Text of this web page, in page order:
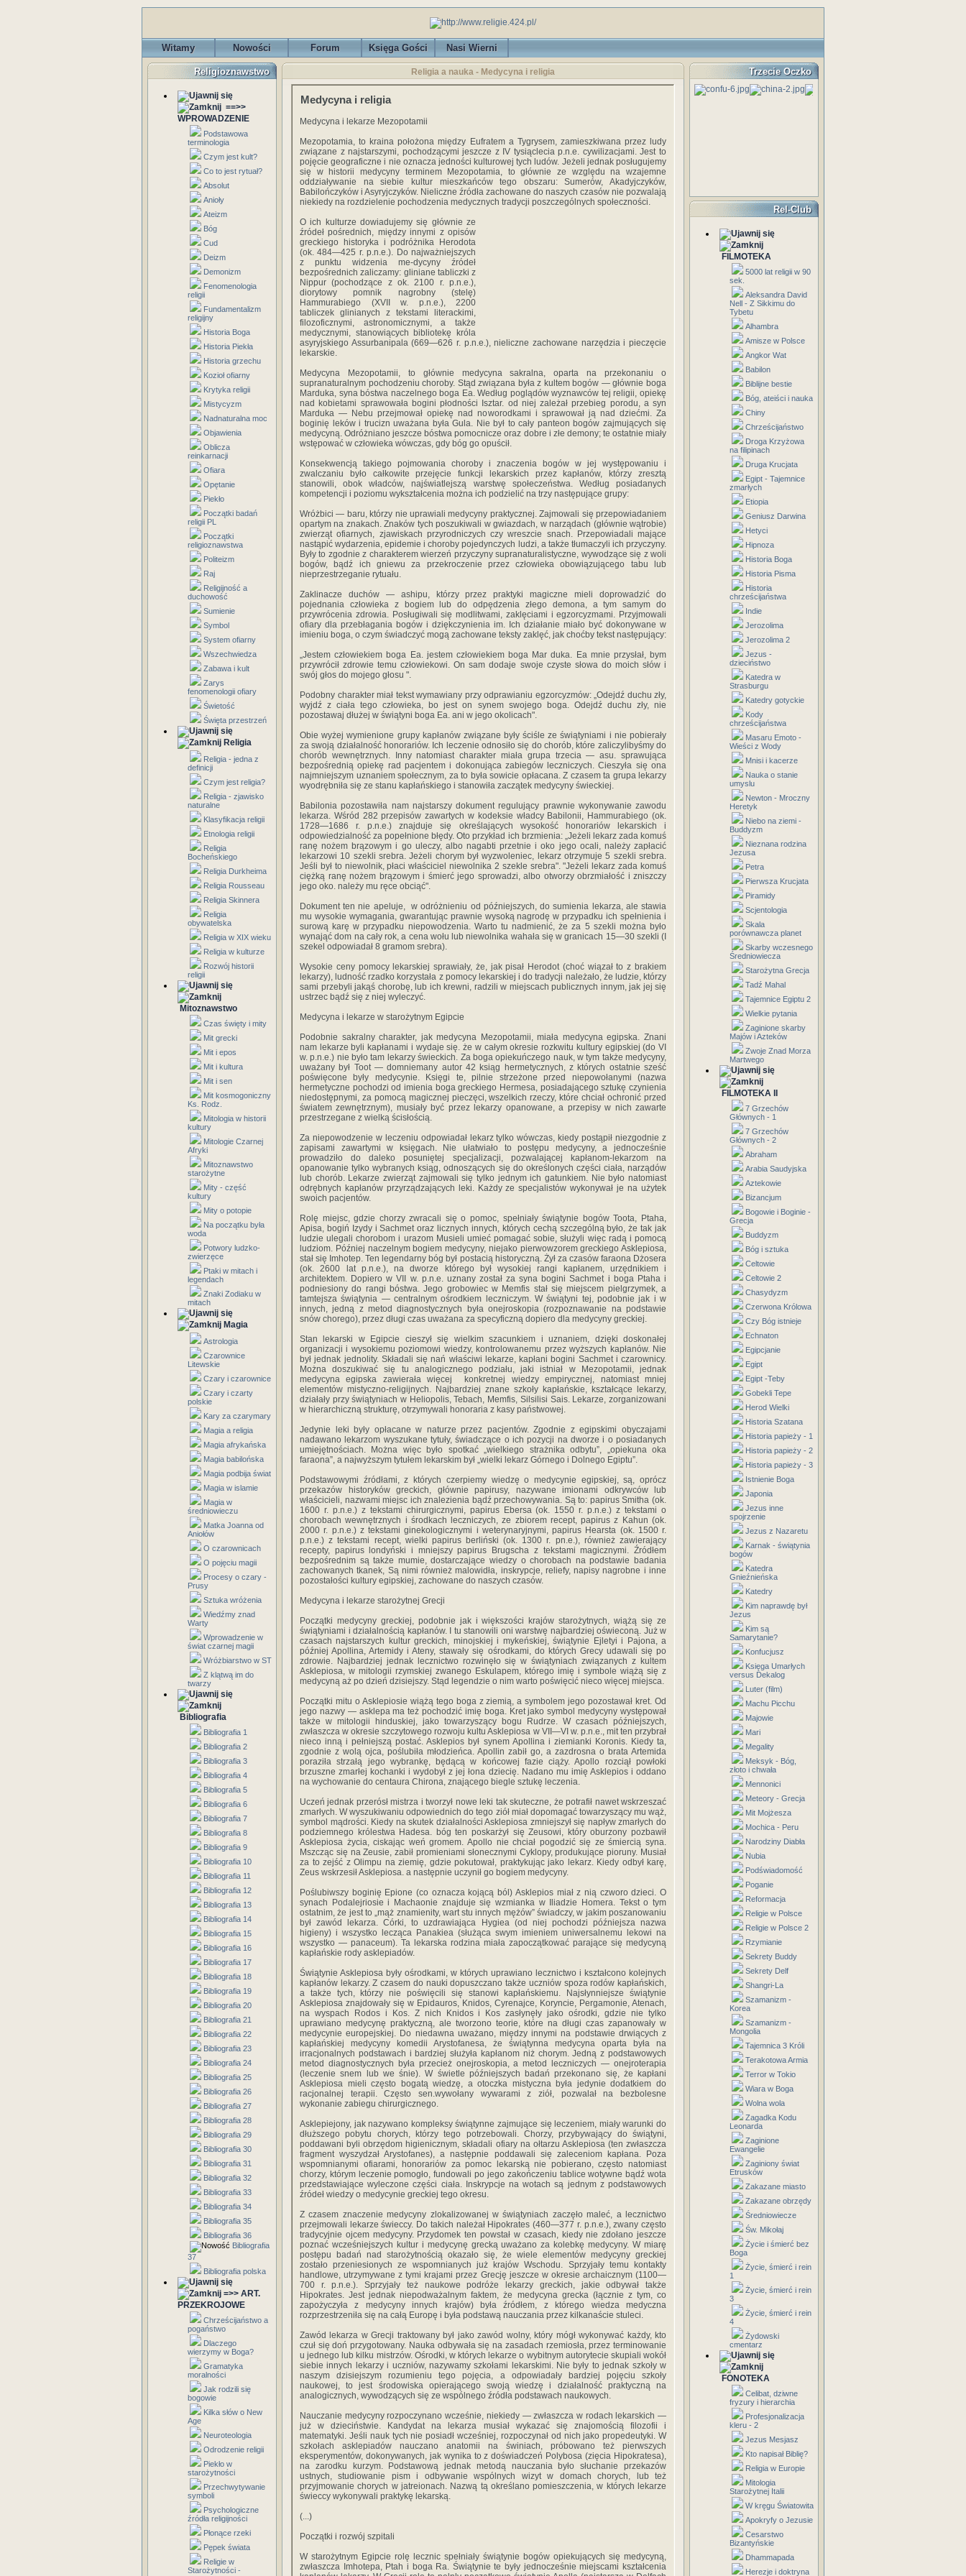
Witamy Nowości Forum Księga Gości Nasi Wierni
Religioznawstwo
==>>
WPROWADZENIE
Podstawowa
terminologia
Czym jest kult?
Co to jest rytuał?
Absolut
Anioły
Ateizm
Bóg
Cud
Deizm
Demonizm
Fenomenologia
religii
Fundamentalizm
religijny
Historia Boga
Historia Piekła
Historia grzechu
Kozioł ofiarny
Krytyka religii
Mistycyzm
Nadnaturalna moc
Objawienia
Oblicza
reinkarnacji
Ofiara
Opętanie
Piekło
Początki badań
religii PL
Początki
religioznawstwa
Politeizm
Raj
Religijność a
duchowość
Sumienie
Symbol
System ofiarny
Wszechwiedza
Zabawa i kult
Zarys
fenomenologii ofiary
Świetość
Święta przestrzeń
Religia
Religia - jedna z
definicji
Czym jest religia?
Religia - zjawisko
naturalne
Klasyfikacja religii
Etnologia religii
Religia
Bocheńskiego
Religia Durkheima
Religia Rousseau
Religia Skinnera
Religia
obywatelska
Religia w XIX wieku
Religia w kulturze
Rozwój historii
religii
Mitoznawstwo
Czas święty i mity
Mit grecki
Mit i epos
Mit i kultura
Mit i sen
Mit kosmogoniczny
Ks. Rodz.
Mitologia w historii
kultury
Mitologie Czarnej
Afryki
Mitoznawstwo
starożytne
Mity - część
kultury
Mity o potopie
Na początku była
woda
Potwory ludzko-
zwierzęce
Ptaki w mitach i
legendach
Znaki Zodiaku w
mitach
Magia
Astrologia
Czarownice
Litewskie
Czary i czarownice
Czary i czarty
polskie
Kary za czarymary
Magia a religia
Magia afrykańska
Magia babilońska
Magia podbija świat
Magia w islamie
Magia w
średniowieczu
Matka Joanna od
Aniołów
O czarownicach
O pojęciu magii
Procesy o czary -
Prusy
Sztuka wróżenia
Wiedźmy znad
Warty
Wprowadzenie w
świat czarnej magii
Wróżbiarstwo w ST
Z klątwą im do
twarzy
Bibliografia
Bibliografia 1
Bibliografia 2
Bibliografia 3
Bibliografia 4
Bibliografia 5
Bibliografia 6
Bibliografia 7
Bibliografia 8
Bibliografia 9
Bibliografia 10
Bibliografia 11
Bibliografia 12
Bibliografia 13
Bibliografia 14
Bibliografia 15
Bibliografia 16
Bibliografia 17
Bibliografia 18
Bibliografia 19
Bibliografia 20
Bibliografia 21
Bibliografia 22
Bibliografia 23
Bibliografia 24
Bibliografia 25
Bibliografia 26
Bibliografia 27
Bibliografia 28
Bibliografia 29
Bibliografia 30
Bibliografia 31
Bibliografia 32
Bibliografia 33
Bibliografia 34
Bibliografia 35
Bibliografia 36
Bibliografia
37
Bibliografia polska
=>> ART.
PRZEKROJOWE
Chrześcijaństwo a
pogaństwo
Dlaczego
wierzymy w Boga?
Gramatyka
moralności
Jak rodzili się
bogowie
Kilka słów o New
Age
Neuroteologia
Odrodzenie religii
Piekło w
starożytności
Przechwytywanie
symboli
Psychologiczne
źródła religijności
Płonące rzeki
Pępek świata
Religie w
Starożytności -
Religia a nauka - Medycyna i religia
Medycyna i religia
Medycyna i lekarze Mezopotamii
Mezopotamia, to kraina położona między Eufratem a Tygrysem, zamieszkiwana przez ludy
związane z najstarszymi, pochodzącymi jeszcze z IV tysiąclecia p.n.e. cywilizacjami. Jest to
pojęcie geograficzne i nie oznacza jedności kulturowej tych ludów. Jeżeli jednak posługujemy
się w historii medycyny terminem Mezopotamia, to głównie ze względu na wzajemne
oddziaływanie na siebie kultur mieszkańców tego obszaru: Sumerów, Akadyjczyków,
Babilończyków i Asyryjczyków. Nieliczne źródła zachowane do naszych czasów nie pozwalają
niekiedy na rozdzielenie pochodzenia medycznych tradycji poszczególnych społeczności.
O ich kulturze dowiadujemy się głównie ze
źródeł pośrednich, między innymi z opisów
greckiego historyka i podróżnika Herodota
(ok. 484—425 r. p.n.e.). Do najważniejszych
z punktu widzenia me-dycyny źródeł
bezpośrednich zaliczamy: gliniane tabliczki z
Nippur (pochodzące z ok. 2100 r. p.n.e.),
diorytowy pomnik nagrobny (stelę)
Hammurabiego (XVII w. p.n.e.), 2200
tabliczek glinianych z tekstami literackimi,
filozoficznymi, astronomicznymi, a także
medycznymi, stanowiących bibliotekę króla
asyryjskiego Assurbanipala (669—626 r. p.n.e.), nieliczne zachowane narzędzia i pieczęcie
lekarskie.
Medycyna Mezopotamii, to głównie medycyna sakralna, oparta na przekonaniu o
supranaturalnym pochodzeniu choroby. Stąd związana była z kultem bogów — głównie boga
Marduka, syna bóstwa naczelnego boga Ea. Według poglądów wyznawców tej religii, opiekę
nad kobietami sprawowała bogini płodności Isztar. od niej zależał przebieg porodu, a syn
Marduka — Nebu przejmował opiekę nad noworodkami i sprawował ją nad dziećmi. Za
boginię leków i trucizn uważana była Gula. Nie był to cały panteon bogów zajmujących się
medycyną. Odróżniano jeszcze bóstwa pomocnicze oraz dobre i złe demony; te ostatnie miały
wstępować w człowieka wówczas, gdy bóg go opuścił.
Konsekwencją takiego pojmowania choroby i znaczenia bogów w jej występowaniu i
zwalczaniu było całkowite przejęcie funkcji lekarskich przez kapłanów, którzy zresztą
stanowili, obok władców, najświatlejszą warstwę społeczeństwa. Według posiadanych
kompetencji i poziomu wykształcenia można ich podzielić na trzy następujące grupy:
Wróżbici — baru, którzy nie uprawiali medycyny praktycznej. Zajmowali się przepowiadaniem
opartym na znakach. Znaków tych poszukiwali w gwiazdach, w narządach (głównie wątrobie)
zwierząt ofiarnych, zjawiskach przyrodniczych czy wreszcie snach. Przepowiadali mające
nastąpić wydarzenia, epidemie i choroby pojedynczych ludzi, a także tłumaczyli ich przyczyny.
Były to zgodnie z charakterem wierzeń przyczyny supranaturalistyczne, wywodzące się z woli
bogów, bądź ich gniewu za przekroczenie przez człowieka obowiązującego tabu lub
nieprzestrzeganie rytuału.
Zaklinacze duchów — ashipu, którzy przez praktyki magiczne mieli doprowadzić do
pojednania człowieka z bogiem lub do odpędzenia złego demona, a tym samym do
przywrócenia zdrowia. Posługiwali się modlitwami, zaklęciami i egzorcyzmami. Przyjmowali
ofiary dla przebłagania bogów i dziękczynienia im. Ich działanie miało być dokonywane w
imieniu boga, o czym świadczyć mogą zachowane teksty zaklęć, jak choćby tekst następujący:
„Jestem człowiekiem boga Ea. jestem człowiekiem boga Mar duka. Ea mnie przysłał, bym
przywrócił zdrowie temu człowiekowi. On sam dodaje swoje czyste słowa do moich słów i
swój głos do mojego głosu ".
Podobny charakter miał tekst wymawiany przy odprawianiu egzorcyzmów: „Odejdź duchu zły,
wyjdź z ciała tego człowieka, bo jest on synem swojego boga. Odejdź duchu zły, nie
pozostawaj dłużej w świątyni boga Ea. ani w jego okolicach".
Obie wyżej wymienione grupy kapłanów związane były ściśle ze świątyniami i nie pobierały
za swoją działalność honorariów. Ich leczenie odnosiło się do chorób, które zaliczylibyśmy do
chorób wewnętrznych. Inny natomiast charakter miała grupa trzecia — asu. sprawująca
bezpośrednią opiekę rad pacjentem i dokonująca zabiegów leczniczych. Cieszyła się ona
najmniejszym uznaniem społecznym, za to była sowicie opłacana. Z czasem ta grupa lekarzy
wyodrębniła się ze stanu kapłańskiego i stanowiła zaczątek medycyny świeckiej.
Babilonia pozostawiła nam najstarszy dokument regulujący prawnie wykonywanie zawodu
lekarza. Wśród 282 przepisów zawartych w kodeksie władcy Babilonii, Hammurabiego (ok.
1728—1686 r. p.n.e.) znajduje się określających wysokość honorariów lekarskich i
odpowiedzialność za popełnione błędy. Oto przykład ich brzmienia: „Jeżeli lekarz zada komuś
ranę nożem brązowym i go uleczy, albo nagabti przetnie i oko jego ocali, należy zapłacić
lekarzowi 10 szekli srebra. Jeżeli chorym był wyzwoleniec, lekarz otrzymuje 5 szekli srebra.
Jeśli był to niewolnik, płaci właściciel niewolnika 2 szekle srebra". "Jeżeli lekarz zada komuś
ciężką ranę nożem brązowym i śmierć jego sprowadzi, albo otworzy obrzmiałość i zniszczy
jego oko. należy mu ręce obciąć".
Dokument ten nie apeluje, w odróżnieniu od późniejszych, do sumienia lekarza, ale stawia
mu wysokie wymagania, gwarantując prawnie wysoką nagrodę w przypadku ich spełnienia i
surową karę w przypadku niepowodzenia. Warto tu nadmienić, że za 5 szekli można było
wynająć dom na cały rok, a cena wołu lub niewolnika wahała się w granicach 15—30 szekli (I
szekel odpowiadał 8 gramom srebra).
Wysokie ceny pomocy lekarskiej sprawiały, że, jak pisał Herodot (choć wiązał to z brakiem
lekarzy), ludność rzadko korzystała z pomocy lekarskiej i do tradycji należało, że ludzie, którzy
sami przebyli jakąś chorobę, lub ich krewni, radzili w miejscach publicznych innym, jak jej się
ustrzec bądź się z niej wyleczyć.
Medycyna i lekarze w starożytnym Egipcie
Podobnie sakralny charakter, jak medycyna Mezopotamii, miała medycyna egipska. Znani
nam lekarze byli kapłanami i wydaje się. że w całym okresie rozkwitu kultury egipskiej (do VI
w. p.n.e.) nie było tam lekarzy świeckich. Za boga opiekuńczego nauk, w tym także medycyny,
uważany był Toot — domniemany autor 42 ksiąg hermetycznych, z których ostatnie sześć
poświęcone były medycynie. Księgi te, pilnie strzeżone przed niepowołanymi (nazwa
hermetyczne pochodzi od imienia boga greckiego Hermesa, posiadającego sztukę czynienia
niedostępnymi, za pomocą magicznej pieczęci, wszelkich rzeczy, które chciał ochronić przed
światem zewnętrznym), musiały być przez lekarzy opanowane, a przepisy w nich zawarte
przestrzegane z wielką ścisłością.
Za niepowodzenie w leczeniu odpowiadał lekarz tylko wówczas, kiedy postąpił niezgodnie z
zapisami zawartymi w księgach. Nie ułatwiało to postępu medycyny, a jednocześnie
prowadziło do daleko posuniętej specjalizacji, pozwalającej kapłanom-lekarzom na
opanowanie tylko wybranych ksiąg, odnoszących się do określonych części ciała, narządów
lub chorób. Lekarze zwierząt zajmowali się tylko jednym ich gatunkiem. Nie było natomiast
odrębnych kapłanów przyrządzających leki. Każdy ze specjalistów wykonywał je na użytek
swoich pacjentów.
Rolę miejsc, gdzie chorzy zwracali się o pomoc, spełniały świątynie bogów Toota, Ptaha,
Apisa, bogiń Izydy i Sachmet oraz licznych innych, których cechą szczególną było, że tak jak
ludzie ulegali chorobom i urazom Musieli umieć pomagać sobie, służyli więc radą i pomocą
ludziom. Później naczelnym bogiem medycyny, niejako pierwowzorem greckiego Asklepiosa,
stał się Imhotep. Ten legendarny bóg był postacią historyczną. Żył za czasów faraona Dżosera
(ok. 2600 lat p.n.e.), na dworze którego był wysokiej rangi kapłanem, urzędnikiem i
architektem. Dopiero w VII w. p.n.e. uznany został za syna bogini Sachmet i boga Ptaha i
podniesiony do rangi bóstwa. Jego grobowiec w Memfis stał się miejscem pielgrzymek, a
tamtejsza świątynia — centralnym ośrodkiem leczniczym. W świątyni tej, podobnie jak i w
innych, jedną z metod diagnostycznych była onejroskopia (rozpoznawanie na podstawie
snów chorego), przez długi czas uważana za specyficzną dopiero dla medycyny greckiej.
Stan lekarski w Egipcie cieszył się wielkim szacunkiem i uznaniem, dzięki doskonałej
organizacji i wysokiemu poziomowi wiedzy, kontrolowanemu przez wyższych kapłanów. Nie
był jednak jednolity. Składali się nań właściwi lekarze, kapłani bogini Sachmet i czarownicy.
Można doszukiwać się tu analogicznego podziału, jaki istniał w Mezopotamii, jednak
medycyna egipska zawierała więcej konkretnej wiedzy empirycznej, natomiast mniej
elementów mistyczno-religijnych. Najbardziej znane szkoły kapłańskie, kształcące lekarzy,
działały przy świątyniach w Heliopolis, Tebach, Memfis, Silsilisi Sais. Lekarze, zorganizowani
w hierarchiczną strukturę, otrzymywali honoraria z kasy państwowej.
Jedynie leki były opłacane w naturze przez pacjentów. Zgodnie z egipskimi obyczajami
nadawano lekarzom wyszukane tytuły, świadczące o ich pozycji na dworze i o posiadanych
umiejętnościach. Można więc było spotkać „wielkiego strażnika odbytu”, „opiekuna oka
faraona”, a najwyższym tytułem lekarskim był „wielki lekarz Górnego i Dolnego Egiptu”.
Podstawowymi źródłami, z których czerpiemy wiedzę o medycynie egipskiej, są, oprócz
przekazów historyków greckich, głównie papirusy, nazywane imionami odkrywców lub
właścicieli, nazwami miejsc ich znalezienia bądź przechowywania. Są to: papirus Smitha (ok.
1600 r. p.n.e.) z tekstami chirurgicznymi, papirus Ebersa (ok. 1550 r. p.n.e.) z tekstami o
chorobach wewnętrznych i środkach leczniczych, ze zbiorem recept, papirus z Kahun (ok.
2000 r. p.n.e.) z tekstami ginekologicznymi i weterynaryjnymi, papirus Hearsta (ok. 1500 r.
p.n.e.) z tekstami recept, wielki papirus berliński (ok. 1300 r. pn.e.), również zawierający
recepty, papirus londyński i mniejszy papirus Brugscha z tekstami magicznymi. Źródłem
bezpośrednim są także mumie, dostarczające wiedzy o chorobach na podstawie badania
zachowanych tkanek, Są nimi również malowidła, inskrypcje, reliefy, napisy nagrobne i inne
pozostałości kultury egipskiej, zachowane do naszych czasów.
Medycyna i lekarze starożytnej Grecji
Początki medycyny greckiej, podobnie jak i większości krajów starożytnych, wiążą się ze
świątyniami i działalnością kapłanów. I tu stanowili oni warstwę najbardziej oświeconą. Już w
czasach najstarszych kultur greckich, minojskiej i mykeńskiej, świątynie Ejletyi i Pajona, a
później Apollina, Artemidy i Ateny, stawały się ośrodkami, do których Grecy udawali się po
zdrowie. Najbardziej jednak lecznictwo rozwinęło się w świątyniach związanych z kultem
Asklepiosa, w mitologii rzymskiej zwanego Eskulapem, którego imię i symbole wiążą się z
medycyną aż po dzień dzisiejszy. Stąd legendzie o nim warto poświęcić nieco więcej miejsca.
Początki mitu o Asklepiosie wiążą tego boga z ziemią, a symbolem jego pozostawał kret. Od
jego nazwy — asklepa ma też pochodzić imię boga. Kret jako symbol medycyny występował
także w mitologii hinduskiej, jako towarzyszący bogu Rudrze. W czasach późniejszych,
zwłaszcza w okresie szczytowego rozwoju kultu Asklepiosa w VII—VI w. p.n.e., mit ten przybrał
nieco inną i pełniejszą postać. Asklepios był synem Apollina i ziemianki Koronis. Kiedy ta,
zgodnie z wolą ojca, poślubiła młodzieńca. Apollin zabił go, a zazdrosna o brata Artemida
poraziła strzałą jego wybrankę, będącą w końcowej fazie ciąży. Apollo rozciął powłoki
brzuszne zmarłej kochanki i wydobył z jej łona dziecię. Nadano mu imię Asklepios i oddano
na wychowanie do centaura Chirona, znającego biegle sztukę leczenia.
Uczeń jednak przerósł mistrza i tworzył nowe leki tak skuteczne, że potrafił nawet wskrzeszać
zmarłych. W wyszukiwaniu odpowiednich do tego ziół miał dopomagać towarzyszący mu wąż,
symbol mądrości. Kiedy na skutek działalności Asklepiosa zmniejszył się napływ zmarłych do
podziemnego królestwa Hadesa. bóg ten poskarżył się Zeusowi, który oburzony pozbawił
Asklepiosa życia, ciskając weń gromem. Apollo nie chciał pogodzić się ze śmiercią syna.
Mszcząc się na Zeusie, zabił promieniami słonecznymi Cyklopy, produkujące pioruny. Musiał
za to zejść z Olimpu na ziemię, gdzie pokutował, praktykując jako lekarz. Kiedy odbył karę,
Zeus wskrzesił Asklepiosa. a następnie uczynił go bogiem medycyny.
Poślubiwszy boginię Epione (co oznacza kojącą ból) Asklepios miał z nią czworo dzieci. O
synach Podalejriosie i Machaonie znajduje się wzmianka w Iliadzie Homera. Tekst o tym
ostatnim, że jest to „mąż znamienity, wart stu innych mężów” świadczy, w jakim poszanowaniu
był zawód lekarza. Córki, to uzdrawiająca Hygiea (od niej pochodzi późniejsza nazwa
higieny) i wszystko lecząca Panakiea (służąca swym imieniem uniwersalnemu lekowi na
wszystko — panaceum). Ta lekarska rodzina miała zapoczątkować parające się medycyną
kapłańskie rody asklepiadów.
Świątynie Asklepiosa były ośrodkami, w których uprawiano lecznictwo i kształcono kolejnych
kapłanów lekarzy. Z czasem do nauki dopuszczano także uczniów spoza rodów kapłańskich,
a także tych, którzy nie poświęcili się stanowi kapłańskiemu. Najsłynniejsze świątynie
Asklepiosa znajdowały się w Epidauros, Knidos, Cyrenajce, Koryncie, Pergamonie, Atenach,
na wyspach Rodos i Kos. Z nich Knidos i Kos zasłynęły jako ośrodki, gdzie nie tylko
uprawiano medycynę praktyczną, ale tworzono teorie, które na długi czas zapanowały w
medycynie europejskiej. Do niedawna uważano, między innymi na podstawie drwiących z
kapłańskiej medycyny komedii Arystofanesa, że świątynna medycyna oparta była na
irracjonalnych podstawach i bardziej służyła kapłanom niż chorym. Jedną z podstawowych
metod diagnostycznych była przecież onejroskopia, a metod leczniczych — onejroterapia
(leczenie snem lub we śnie). W świetle późniejszych badań przekonano się, że kapłani
Asklepiosa mieli często bogatą wiedzę, a otoczka mistyczna była jedynie dodatkiem do
racjonalnej terapii. Często sen.wywołany wywarami z ziół, pozwalał na bezbolesne
wykonanie zabiegu chirurgicznego.
Asklepiejony, jak nazywano kompleksy świątynne zajmujące się leczeniem, miały warunki do
dłuższego pobytu chorych, którzy tego potrzebowali. Chorzy, przybywający do świątyni,
poddawani byli obrzędom higienicznym, składali ofiary na ołtarzu Asklepiosa (ten zwłaszcza
fragment wyszydzał Arystofanes), a następnie poddawali się zaleceniom kapłana. Poza
wspomnianymi ofiarami, honorariów za pomoc lekarską nie pobierano, często natomiast
chorzy, którym leczenie pomogło, fundowali po jego zakończeniu tablice wotywne bądź wota
przedstawiające wyleczone części ciała. Inskrypcje na wotach są jednym z podstawowych
źródeł wiedzy o medycynie greckiej tego okresu.
Z czasem znaczenie medycyny zlokalizowanej w świątyniach zaczęło maleć, a lecznictwo
przejmowali lekarze świeccy. Do takich należał Hipokrates (460—377 r. p.n.e.), zwany często
tradycyjnie ojcem medycyny. Przydomek ten powstał w czasach, kiedy nie zdołano jeszcze
poznać wcześniejszych kultur i medycynę grecką uważano za kolebkę medycyny. W miarę
postępu badań nad starożytnością okazało się, że wiele elementów medycyny greckiej
zostało przeniesionych ze wspomnianych już krajów Wschodu. Sprzyjały temu kontakty
handlowe, utrzymywane z tymi krajami przez Grecję jeszcze w okresie archaicznym (1100—
700 r. p.n.e.). Sprzyjały też naukowe podróże lekarzy greckich, jakie odbywał także
Hipokrates. Jest jednak niepodważalnym faktem, że medycyna grecka (łącznie z tym, co
zapożyczyła z medycyny innych krajów) była źródłem, z którego wiedza medyczna
rozprzestrzeniła się na całą Europę i była podstawą nauczania przez kilkanaście stuleci.
Zawód lekarza w Grecji traktowany był jako zawód wolny, który mógł wykonywać każdy, kto
czuł się doń przygotowany. Nauka odbywała się na zasadach rzemiosła, przez terminowanie
u jednego lub kilku mistrzów. Ośrodki, w których lekarze o wybitnym autorytecie skupiali wokół
siebie innych lekarzy i uczniów, nazywamy szkołami lekarskimi. Nie były to jednak szkoły w
naszym dzisiejszym rozumieniu tego pojęcia, a odpowiadały bardziej pojęciu szkoły
naukowej, to jest środowiska opierającego swoją wiedzę i działalność praktyczną na
analogicznych, wywodzących się ze wspólnego źródła podstawach naukowych.
Nauczanie medycyny rozpoczynano wcześnie, niekiedy — zwłaszcza w rodach lekarskich —
już w dzieciństwie. Kandydat na lekarza musiał wykazać się znajomością filozofii i
matematyki. Jeśli nauk tych nie posiadł wcześniej, rozpoczynał od nich jako propedeutyki. W
szkołach asklepiadów nauczano anatomii na świniach, próbowano też pierwszych
eksperymentów, dokonywanych, jak wynika to z doświadczeń Polybosa (zięcia Hipokratesa),
na zarodku kurzym. Podstawową jednak metodą nauczania było słuchanie przekazów
ustnych, studiowanie pism i odbywanie wspólnych wizyt w domach chorych, lub też
przyjmowanie chorych w jatreionach. Nazwą tą określano pomieszczenia, w których lekarze
świeccy wykonywali praktykę lekarską.
(...)
Początki i rozwój szpitali
W starożytnym Egipcie rolę lecznic spełniały świątynie bogów opiekujących się medycyną,
zwłaszcza Imhotepa, Ptah i boga Ra. Świątynie te były jednocześnie miejscami kształcenia
Trzecie Oczko
Rel-Club
FILMOTEKA
5000 lat religii w 90
sek.
Aleksandra David
Nell - Z Sikkimu do
Tybetu
Alhambra
Amisze w Polsce
Angkor Wat
Babilon
Biblijne bestie
Bóg, ateiści i nauka
Chiny
Chrześcijaństwo
Droga Krzyżowa
na filipinach
Druga Krucjata
Egipt - Tajemnice
zmarłych
Etiopia
Geniusz Darwina
Hetyci
Hipnoza
Historia Boga
Historia Pisma
Historia
chrześcijaństwa
Indie
Jerozolima
Jerozolima 2
Jezus -
dzieciństwo
Katedra w
Strasburgu
Katedry gotyckie
Kody
chrześcijaństwa
Masaru Emoto -
Wieści z Wody
Mnisi i kacerze
Nauka o stanie
umyslu
Newton - Mroczny
Heretyk
Niebo na ziemi -
Buddyzm
Nieznana rodzina
Jezusa
Petra
Pierwsza Krucjata
Piramidy
Scjentologia
Skala
porównawcza planet
Skarby wczesnego
Średniowiecza
Starożytna Grecja
Tadź Mahal
Tajemnice Egiptu 2
Wielkie pytania
Zaginione skarby
Majów i Azteków
Zwoje Znad Morza
Martwego
FILMOTEKA II
7 Grzechów
Głównych - 1
7 Grzechów
Głównych - 2
Abraham
Arabia Saudyjska
Aztekowie
Bizancjum
Bogowie i Boginie -
Grecja
Buddyzm
Bóg i sztuka
Celtowie
Celtowie 2
Chasydyzm
Czerwona Królowa
Czy Bóg istnieje
Echnaton
Egipcjanie
Egipt
Egipt -Teby
Gobekli Tepe
Herod Wielki
Historia Szatana
Historia papieży - 1
Historia papieży - 2
Historia papieży - 3
Istnienie Boga
Japonia
Jezus inne
spojrzenie
Jezus z Nazaretu
Karnak - świątynia
bogów
Katedra
Gnieźnieńska
Katedry
Kim naprawdę był
Jezus
Kim są
Samarytanie?
Konfucjusz
Księga Umarłych
versus Dekalog
Luter (film)
Machu Picchu
Majowie
Mari
Megality
Meksyk - Bóg,
złoto i chwała
Mennonici
Meteory - Grecja
Mit Mojżesza
Mochica - Peru
Narodziny Diabła
Nubia
Podświadomość
Poganie
Reformacja
Religie w Polsce
Religie w Polsce 2
Rzymianie
Sekrety Buddy
Sekrety Delf
Shangri-La
Szamanizm -
Korea
Szamanizm -
Mongolia
Tajemnica 3 Króli
Terakotowa Armia
Terror w Tokio
Wiara w Boga
Wolna wola
Zagadka Kodu
Leonarda
Zaginione
Ewangelie
Zaginiony świat
Etrusków
Zakazane miasto
Zakazane obrzędy
Średniowiecze
Św. Mikołaj
Życie i śmierć bez
Boga
Życie, śmierć i rein
1
Życie, śmierć i rein
3
Życie, śmierć i rein
4
Żydowski
cmentarz
FONOTEKA
Celibat, dziwne
fryzury i hierarchia
Profesjonalizacja
kleru - 2
Jezus Mesjasz
Kto napisał Biblię?
Religia w Europie
Mitologia
Starożytnej Italii
W kręgu Światowita
Apokryfy o Jezusie
Cesarstwo
Bizantyńskie
Dhammapada
Herezje i doktryna